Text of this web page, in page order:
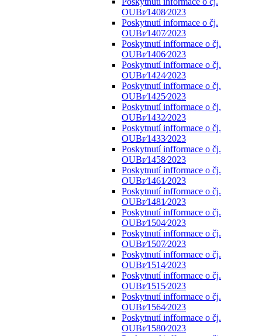
OUBr⁄1408⁄2023
Poskytnutí informace o čj.
OUBr⁄1407⁄2023
Poskytnutí infformace o čj.
OUBr⁄1406⁄2023
Poskytnutí infformace o čj.
OUBr⁄1424⁄2023
Poskytnutí infformace o čj.
OUBr⁄1425⁄2023
Poskytnutí infformace o čj.
OUBr⁄1432⁄2023
Poskytnutí infformace o čj.
OUBr⁄1433⁄2023
Poskytnutí infformace o čj.
OUBr⁄1458⁄2023
Poskytnutí infformace o čj.
OUBr⁄1461⁄2023
Poskytnutí infformace o čj.
OUBr⁄1481⁄2023
Poskytnutí infformace o čj.
OUBr⁄1504⁄2023
Poskytnutí infformace o čj.
OUBr⁄1507⁄2023
Poskytnutí infformace o čj.
OUBr⁄1514⁄2023
Poskytnutí infformace o čj.
OUBr⁄1515⁄2023
Poskytnutí infformace o čj.
OUBr⁄1564⁄2023
Poskytnutí infformace o čj.
OUBr⁄1580⁄2023